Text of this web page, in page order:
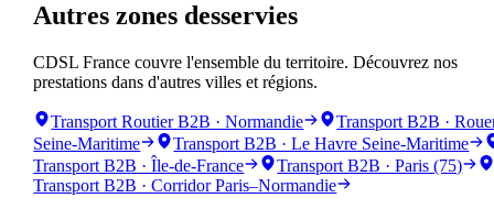
Autres zones desservies
CDSL France couvre l'ensemble du territoire. Découvrez nos
prestations dans d'autres villes et régions.
Transport Routier B2B · Normandie
Transport B2B ·
Seine-Maritime
Transport B2B · Le Havre Seine-Maritime
Transport B2B · Île-de-France
Transport B2B · Paris (75)
Transport B2B · Corridor Paris–Normandie